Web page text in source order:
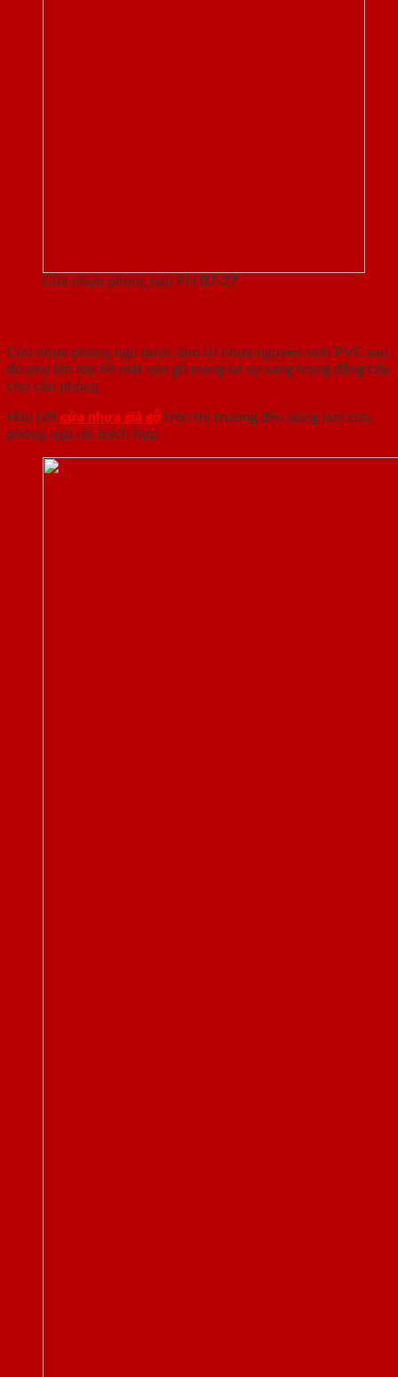
Cửa nhựa phòng ngủ PN B7-27
Cửa nhựa phòng ngủ dược làm từ nhựa nguyên sinh PVC sau
đó phủ lên lớp bề mặt vân gỗ mang lại sự sang trọng đẳng cấp
cho căn phòng
Hầu hết cửa nhựa giả gỗ trên thị trường đều dùng làm cửa
phòng ngủ rất thích hợp